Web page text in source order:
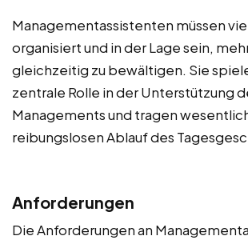
Managementassistenten müssen
organisiert und in der Lage sein,
gleichzeitig zu bewältigen. Sie
zentrale Rolle in der Unterstützung
Managements und tragen
reibungslosen Ablauf des
Anforderungen
Die Anforderungen an